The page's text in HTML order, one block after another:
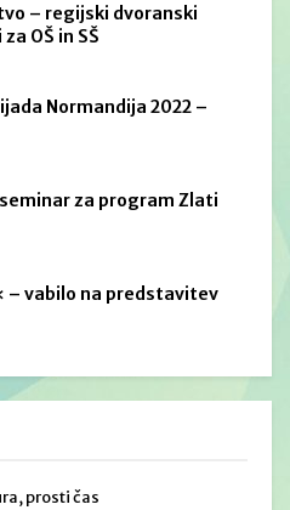
– regijski dvoranski
OŠ in SŠ
Normandija 2022 –
za program Zlati
– vabilo na predstavitev
prosti čas